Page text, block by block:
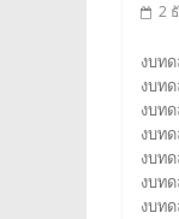
2
งบท
งบท
งบท
งบท
งบท
งบท
งบท